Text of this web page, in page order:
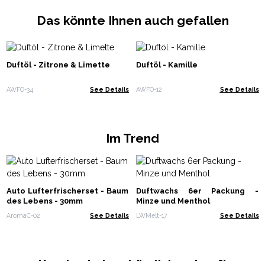
Das könnte Ihnen auch gefallen
Duftöl - Zitrone & Limette
AWFO-34 See Details
Duftöl - Kamille
AWFO-12 See Details
Im Trend
Auto Lufterfrischerset - Baum
des Lebens - 30mm
AromaC-02 See Details
Duftwachs 6er Packung -
Minze und Menthol
LWMelt-17 See Details